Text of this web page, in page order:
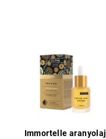
Immortelle aranyolaj